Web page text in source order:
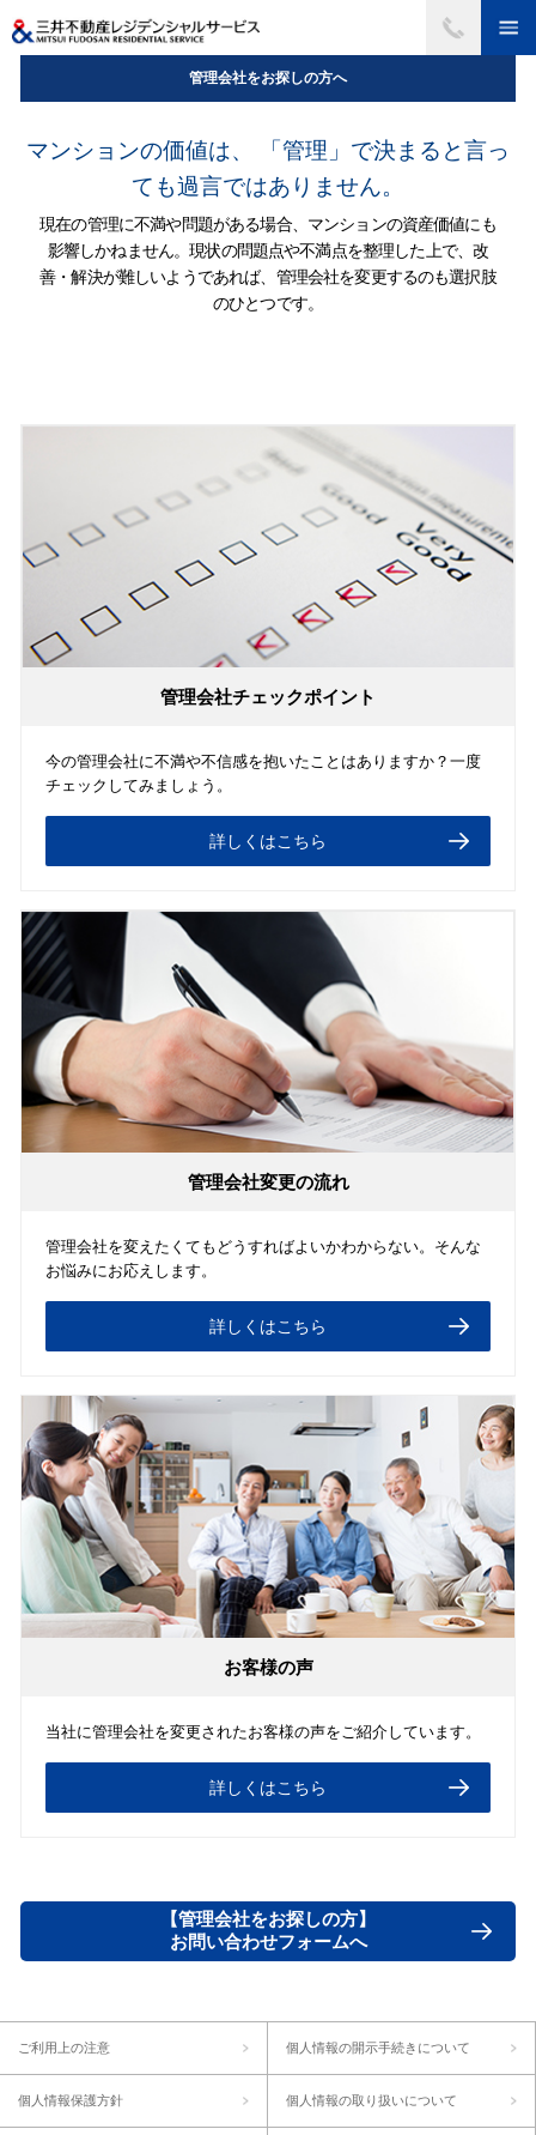
管理会社をお探しの方へ
マンションの価値は、
「管理」で決まると言っ
ても過言ではありません。
現在の管理に不満や問題がある場合、マンションの資産価値にも
影響しかねません。現状の問題点や不満点を整理した上で、改
善・解決が難しいようであれば、管理会社を変更するのも選択肢
のひとつです。
管理会社チェックポイント
今の管理会社に不満や不信感を抱いたことはありますか？一度
チェックしてみましょう。
詳しくはこちら
管理会社変更の流れ
管理会社を変えたくてもどうすればよいかわからない。そんな
お悩みにお応えします。
詳しくはこちら
お客様の声
当社に管理会社を変更されたお客様の声をご紹介しています。
詳しくはこちら
【管理会社をお探しの方】
お問い合わせフォームへ
ご利用上の注意 個人情報の開示手続きについて
個人情報保護方針 個人情報の取り扱いについて